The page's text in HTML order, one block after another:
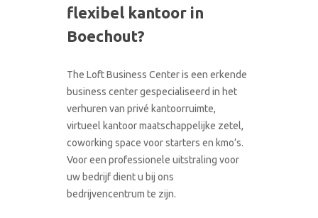
CONTACT
flexibel kantoor in
Boechout?
The Loft Business Center is een erkende
business center gespecialiseerd in het
verhuren van privé kantoorruimte,
virtueel kantoor maatschappelijke zetel,
coworking space voor starters en kmo’s.
Voor een professionele uitstraling voor
uw bedrijf dient u bij ons
bedrijvencentrum te zijn.